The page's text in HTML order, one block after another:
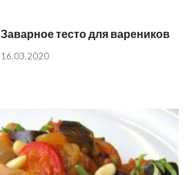
Заварное тесто для вареников
16.03.2020